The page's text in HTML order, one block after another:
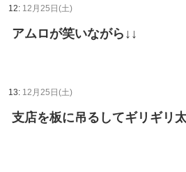
12: 12月25日(土)
アムロが笑いながら↓↓
13: 12月25日(土)
支店を板に吊るしてギリギリ